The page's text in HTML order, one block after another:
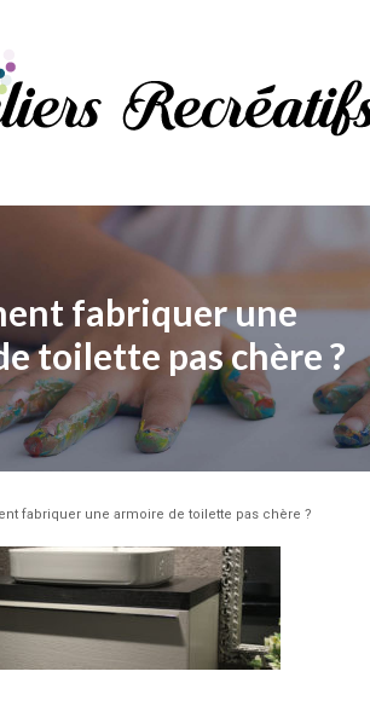
fabriquer une
toilette pas chère ?
fabriquer une armoire de toilette pas chère ?